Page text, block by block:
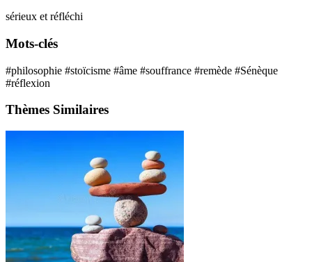
sérieux et réfléchi
Mots-clés
#philosophie #stoïcisme #âme #souffrance #remède #Sénèque
#réflexion
Thèmes Similaires